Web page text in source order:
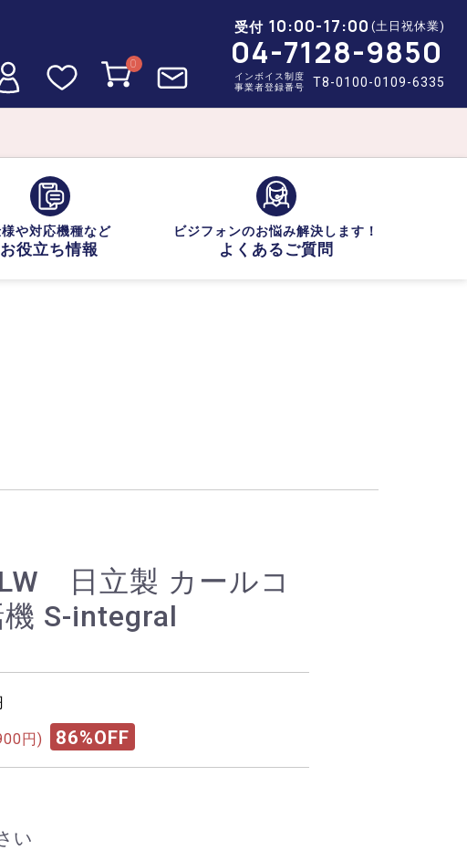
0
受付 10:00-17:00 (土日祝休業)
04-7128-9850
インボイス制度
事業者登録番号
T8-0100-0109-6335
や対応機種など
お役立ち情報
ビジフォンのお悩み解決します！
よくあるご質問
日立製 カールコ
S-integral
円) 86%OFF
い